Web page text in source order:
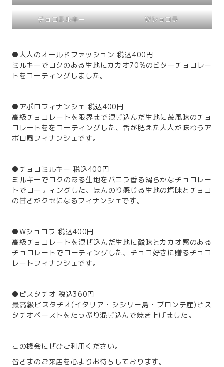
チョコミルキー Wショコラ
●大人のオールドファッション 税込400円
ミルキーでコクのある生地にカカオ70%のビターチョコレー
トをコーティングしました。
●アポロフィナンシェ 税込400円
高級チョコレートを限界まで混ぜ込んだ生地に苺風味のチョ
コレートををコーティングした、舌が肥えた大人が味わうア
ポロ風フィナンシェです。
●チョコミルキー 税込400円
ミルキーでコクのある生地をバニラ香る滑らかなチョコレー
トでコーティングした、ほんのり感じる生地の塩味とチョコ
の甘さがクセになるフィナンシェです。
●Wショコラ 税込400円
高級チョコレートを混ぜ込んだ生地に酸味とカカオ感のある
チョコレートでコーティングした、チョコ好きに贈るチョコ
レートフィナンシェです。
●ピスタチオ 税込360円
最高級ピスタチオ(イタリア・シシリー島・ブロンテ産)ピス
タチオペーストをたっぷり混ぜ込んで焼き上げました。
この機会にぜひご利用ください。
皆さまのご来店を心よりお待ちしております。